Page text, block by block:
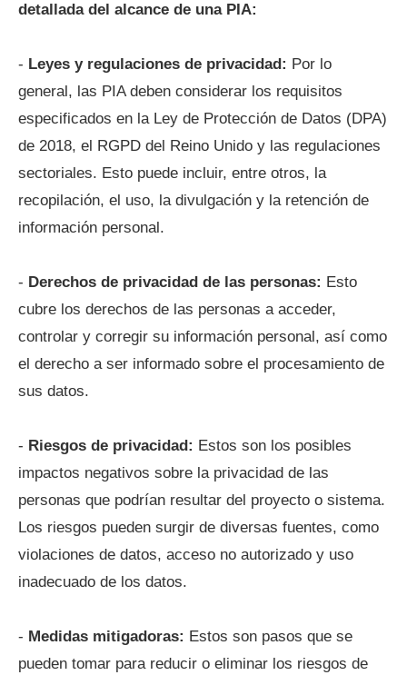
detallada del alcance de una PIA:
- Leyes y regulaciones de privacidad: Por lo
general, las PIA deben considerar los requisitos
especificados en la Ley de Protección de Datos (DPA)
de 2018, el RGPD del Reino Unido y las regulaciones
sectoriales. Esto puede incluir, entre otros, la
recopilación, el uso, la divulgación y la retención de
información personal.
- Derechos de privacidad de las personas: Esto
cubre los derechos de las personas a acceder,
controlar y corregir su información personal, así como
el derecho a ser informado sobre el procesamiento de
sus datos.
- Riesgos de privacidad: Estos son los posibles
impactos negativos sobre la privacidad de las
personas que podrían resultar del proyecto o sistema.
Los riesgos pueden surgir de diversas fuentes, como
violaciones de datos, acceso no autorizado y uso
inadecuado de los datos.
- Medidas mitigadoras: Estos son pasos que se
pueden tomar para reducir o eliminar los riesgos de